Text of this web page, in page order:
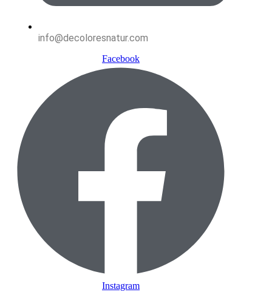
info@decoloresnatur.com
Facebook
Instagram